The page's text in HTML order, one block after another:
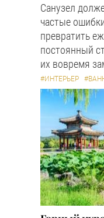
Санузел
частые
превратить
постоянный
их вовремя
#ИНТЕРЬЕР